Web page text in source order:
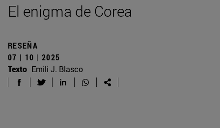
El enigma de Corea
RESEÑA
07 | 10 | 2025
Texto Emili J. Blasco